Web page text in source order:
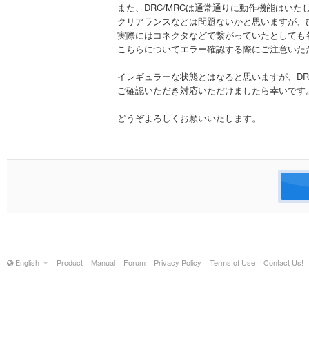
また、DRC/MRCは通常通りに動作機能はいた
クリアランスなどは問題ないかと思いますが
実際にはコネクタなどで繋がっていたとして
こちらについてエラー確認する際にご注意い
イレギュラーな状態とはなると思いますが、
ご確認いただき対応いただけましたら幸いです
どうぞよろしくお願いいたします。
English Product Manual Forum Privacy Policy Terms of Use Contact Us!